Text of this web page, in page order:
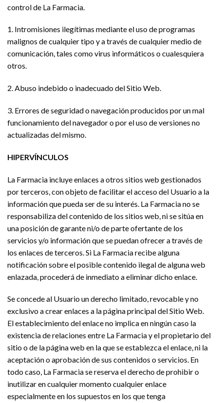
control de La Farmacia.
1. Intromisiones ilegítimas mediante el uso de programas
malignos de cualquier tipo y a través de cualquier medio de
comunicación, tales como virus informáticos o cualesquiera
otros.
2. Abuso indebido o inadecuado del Sitio Web.
3. Errores de seguridad o navegación producidos por un mal
funcionamiento del navegador o por el uso de versiones no
actualizadas del mismo.
HIPERVÍNCULOS
La Farmacia incluye enlaces a otros sitios web gestionados
por terceros, con objeto de facilitar el acceso del Usuario a la
información que pueda ser de su interés. La Farmacia no se
responsabiliza del contenido de los sitios web, ni se sitúa en
una posición de garante ni/o de parte ofertante de los
servicios y/o información que se puedan ofrecer a través de
los enlaces de terceros. Si La Farmacia recibe alguna
notificación sobre el posible contenido ilegal de alguna web
enlazada, procederá de inmediato a eliminar dicho enlace.
Se concede al Usuario un derecho limitado, revocable y no
exclusivo a crear enlaces a la página principal del Sitio Web.
El establecimiento del enlace no implica en ningún caso la
existencia de relaciones entre La Farmacia y el propietario del
sitio o de la página web en la que se establezca el enlace, ni la
aceptación o aprobación de sus contenidos o servicios. En
todo caso, La Farmacia se reserva el derecho de prohibir o
inutilizar en cualquier momento cualquier enlace
especialmente en los supuestos en los que tenga